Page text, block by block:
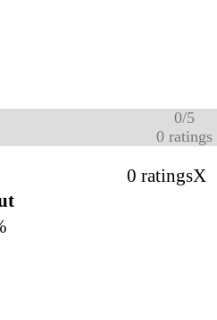
0/5
0ratings
0 ratingsX